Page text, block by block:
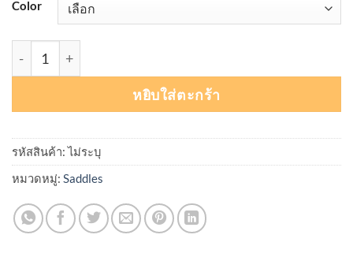
Color
จำนวน Single Floyd Rose Electric Guitar Saddle No.3
หยิบใส่ตะกร้า
รหัสสินค้า:ไม่ระบุ
หมวดหมู่: Saddles